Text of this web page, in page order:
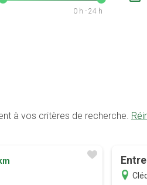
0 h - 24 h
à vos critères de recherche.